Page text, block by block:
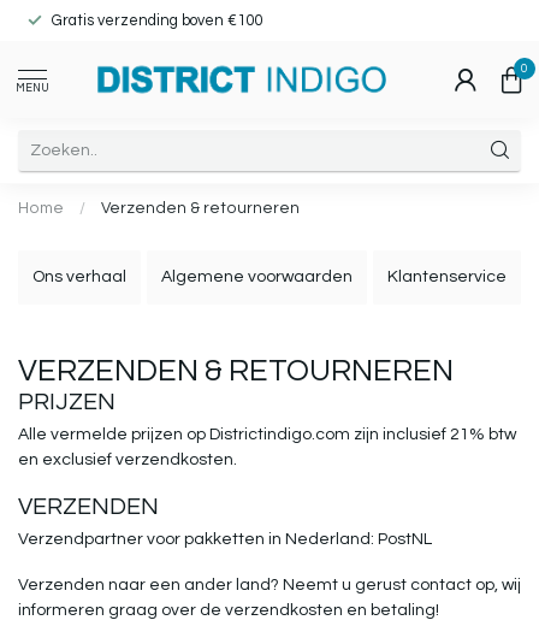
Gratis verzending boven €100
MENU
0
Home / Verzenden & retourneren
Ons verhaal Algemene voorwaarden Klantenservice
VERZENDEN & RETOURNEREN
PRIJZEN
Alle vermelde prijzen op Districtindigo.com zijn inclusief 21% btw
en exclusief verzendkosten.
VERZENDEN
Verzendpartner voor pakketten in Nederland: PostNL
Verzenden naar een ander land? Neemt u gerust contact op, wij
informeren graag over de verzendkosten en betaling!